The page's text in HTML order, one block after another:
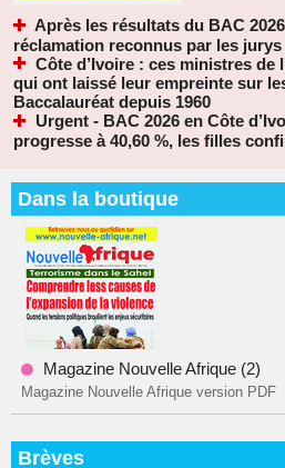
Après les résultats du BAC
réclamation reconnus par les jurys
Côte d’Ivoire : ces ministres de
qui ont laissé leur empreinte sur
Baccalauréat depuis 1960
Urgent - BAC 2026 en Côte
progresse à 40,60 %, les filles
Dans la boutique
Magazine Nouvelle Afrique (2)
Magazine Nouvelle Afrique version PDF
Brèves